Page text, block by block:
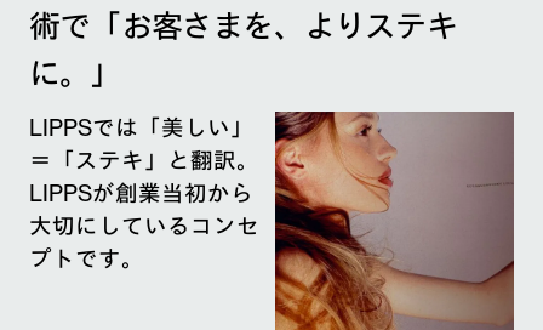
術で「お客さまを、よりステキ
に。」
LIPPSでは「美しい」
＝「ステキ」と翻訳。
LIPPSが創業当初から
大切にしているコンセ
プトです。